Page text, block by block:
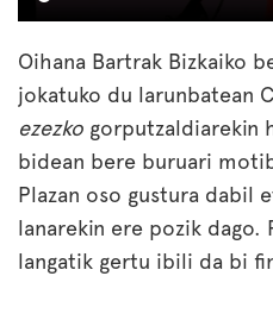
Oihana Bartrak Bizkaiko
jokatuko du larunbatean
ezezko gorputzaldiarekin
bidean bere buruari
Plazan oso gustura dabil
lanarekin ere pozik dago.
langatik gertu ibili da bi